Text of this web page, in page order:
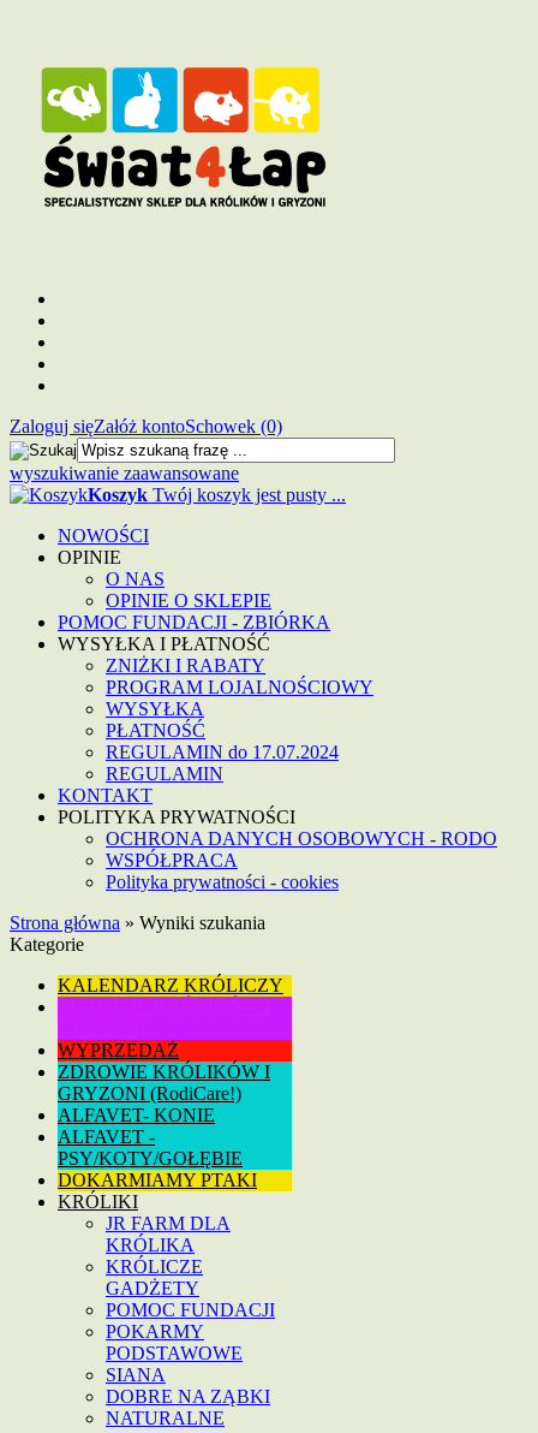
Zaloguj sięZałóż kontoSchowek (0)
wyszukiwanie zaawansowane
Koszyk Twój koszyk jest pusty ...
NOWOŚCI
OPINIE
O NAS
OPINIE O SKLEPIE
POMOC FUNDACJI - ZBIÓRKA
WYSYŁKA I PŁATNOŚĆ
ZNIŻKI I RABATY
PROGRAM LOJALNOŚCIOWY
WYSYŁKA
PŁATNOŚĆ
REGULAMIN do 17.07.2024
REGULAMIN
KONTAKT
POLITYKA PRYWATNOŚCI
OCHRONA DANYCH OSOBOWYCH - RODO
WSPÓŁPRACA
Polityka prywatności - cookies
Strona główna » Wyniki szukania
Kategorie
KALENDARZ KRÓLICZY
WYPRZEDAŻ
ZDROWIE KRÓLIKÓW I
GRYZONI (RodiCare!)
ALFAVET- KONIE
ALFAVET -
PSY/KOTY/GOŁĘBIE
DOKARMIAMY PTAKI
KRÓLIKI
JR FARM DLA
KRÓLIKA
KRÓLICZE
GADŻETY
POMOC FUNDACJI
POKARMY
PODSTAWOWE
SIANA
DOBRE NA ZĄBKI
NATURALNE